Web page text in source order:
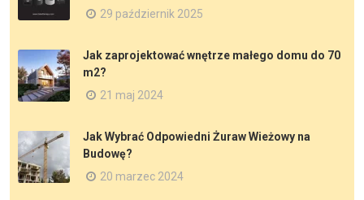
29 październik 2025
Jak zaprojektować wnętrze małego domu do 70
m2?
21 maj 2024
Jak Wybrać Odpowiedni Żuraw Wieżowy na
Budowę?
20 marzec 2024